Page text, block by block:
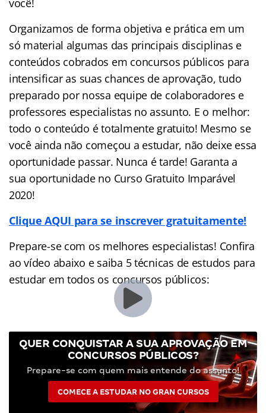
você!
Organizamos de forma objetiva e prática em um
só material algumas das principais disciplinas e
conteúdos cobrados em concursos públicos para
intensificar as suas chances de aprovação, tudo
preparado por nossa equipe de colaboradores e
professores especialistas no assunto. E o melhor:
todo o conteúdo é totalmente gratuito! Mesmo se
você ainda não começou a estudar, não deixe essa
oportunidade passar. Nunca é tarde! Garanta a
sua oportunidade no Curso Gratuito Imparável
2020!
Clique AQUI para se inscrever gratuitamente!
Prepare-se com os melhores especialistas! Confira
ao vídeo abaixo e saiba 5 técnicas de estudos para
estudar em todos os concursos públicos:
QUER CONQUISTAR A SUA APROVAÇÃO EM
CONCURSOS PÚBLICOS?
Prepare-se com quem mais entende do assunto!
COMECE A ESTUDAR NO GRAN CURSOS